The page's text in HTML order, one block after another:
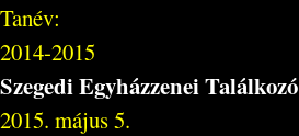
Tanév:
2014-2015
Szegedi Egyházzenei Találkozó
2015. május 5.